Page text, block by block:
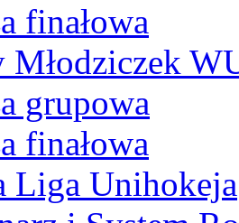
finałowa
Młodziczek
grupowa
finałowa
Liga Unihokeja